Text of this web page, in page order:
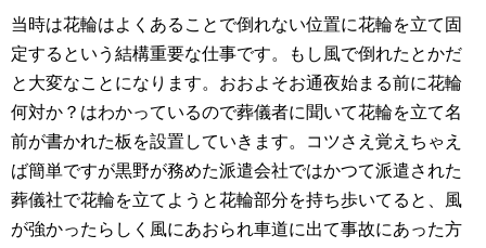
当時は花輪はよくあることで倒れない位置に花輪を立て固
定するという結構重要な仕事です。もし風で倒れたとかだ
と大変なことになります。おおよそお通夜始まる前に花輪
何対か？はわかっているので葬儀者に聞いて花輪を立て名
前が書かれた板を設置していきます。コツさえ覚えちゃえ
ば簡単ですが黒野が務めた派遣会社ではかつて派遣された
葬儀社で花輪を立てようと花輪部分を持ち歩いてると、風
が強かったらしく風にあおられ車道に出て事故にあった方